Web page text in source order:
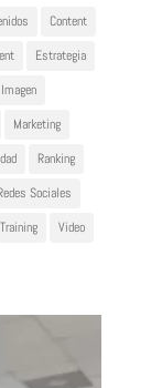
Content
Estrategia
Imagen
Marketing
Ranking
Sociales
Training
Video